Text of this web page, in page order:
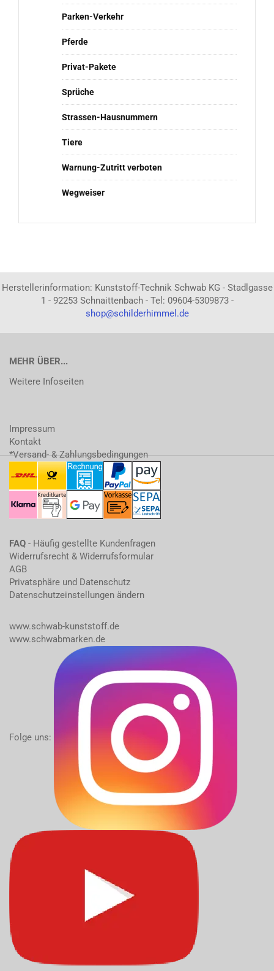
Parken-Verkehr
Pferde
Privat-Pakete
Sprüche
Strassen-Hausnummern
Tiere
Warnung-Zutritt verboten
Wegweiser
Herstellerinformation: Kunststoff-Technik Schwab KG - Stadlgasse
1 - 92253 Schnaittenbach - Tel: 09604-5309873 -
shop@schilderhimmel.de
MEHR ÜBER...
Weitere Infoseiten
Impressum
Kontakt
*Versand- & Zahlungsbedingungen
FAQ - Häufig gestellte Kundenfragen
Widerrufsrecht & Widerrufsformular
AGB
Privatsphäre und Datenschutz
Datenschutzeinstellungen ändern
www.schwab-kunststoff.de
www.schwabmarken.de
Folge uns: